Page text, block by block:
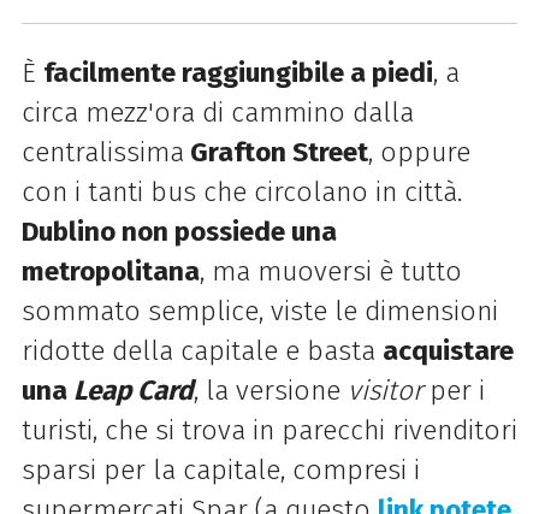
È facilmente raggiungibile a piedi, a
circa mezz'ora di cammino dalla
centralissima Grafton Street, oppure
con i tanti bus che circolano in città.
Dublino non possiede una
metropolitana, ma muoversi è tutto
sommato semplice, viste le dimensioni
ridotte della capitale e basta acquistare
una Leap Card, la versione visitorper i
turisti, che si trova in parecchi rivenditori
sparsi per la capitale, compresi i